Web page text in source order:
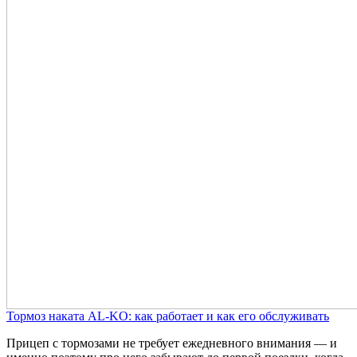
Тормоз наката AL-KO: как работает и как его обслуживать
Прицеп с тормозами не требует ежедневного внимания — и